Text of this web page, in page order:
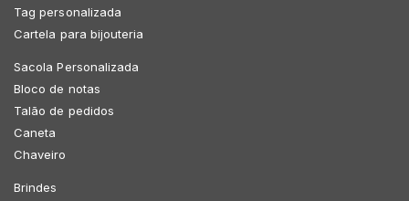
Tag personalizada
Cartela para bijouteria
Sacola Personalizada
Bloco de notas
Talão de pedidos
Caneta
Chaveiro
Brindes